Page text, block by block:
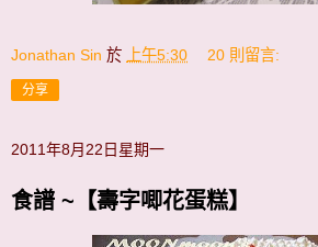
Jonathan Sin 於 上午5:30 20 則留言:
分享
2011年8月22日星期一
食譜 ~【壽字唧花蛋糕】